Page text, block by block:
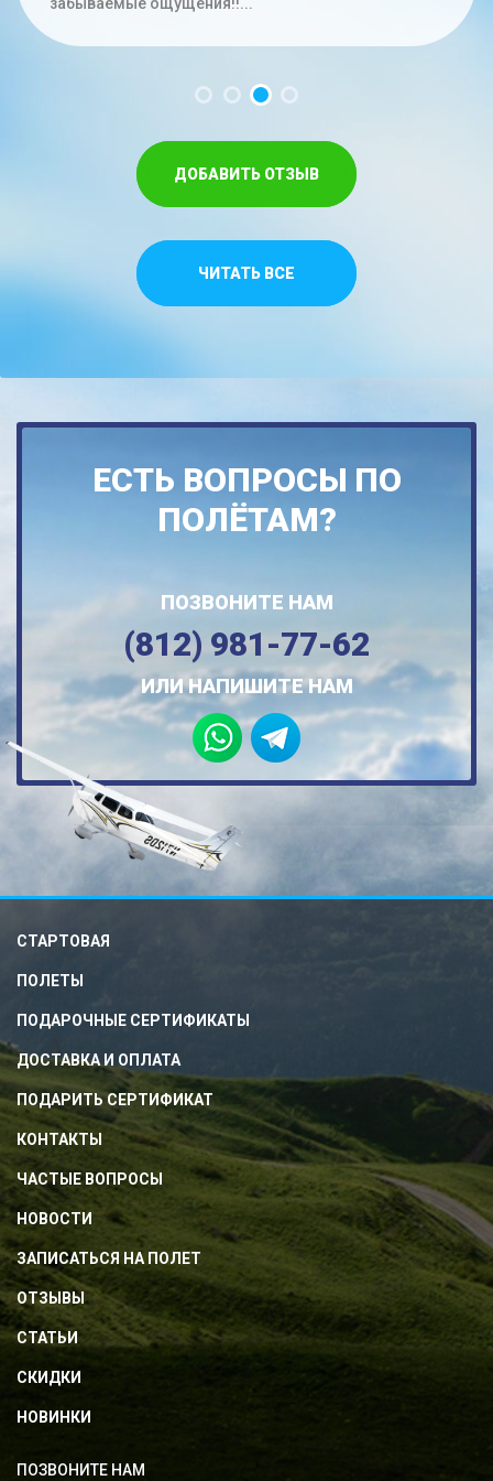
час. Меньше на троих времени не...
забываемые ощущения!!...
Спасибо,что относитесь как к своим...
ДОБАВИТЬ ОТЗЫВ
ЧИТАТЬ ВСЕ
ЕСТЬ ВОПРОСЫ ПО
ПОЛЁТАМ?
ПОЗВОНИТЕ НАМ
(812) 981-77-62
ИЛИ НАПИШИТЕ НАМ
СТАРТОВАЯ
ПОЛЕТЫ
ПОДАРОЧНЫЕ СЕРТИФИКАТЫ
ДОСТАВКА И ОПЛАТА
ПОДАРИТЬ СЕРТИФИКАТ
КОНТАКТЫ
ЧАСТЫЕ ВОПРОСЫ
НОВОСТИ
ЗАПИСАТЬСЯ НА ПОЛЕТ
ОТЗЫВЫ
СТАТЬИ
СКИДКИ
НОВИНКИ
ПОЗВОНИТЕ НАМ